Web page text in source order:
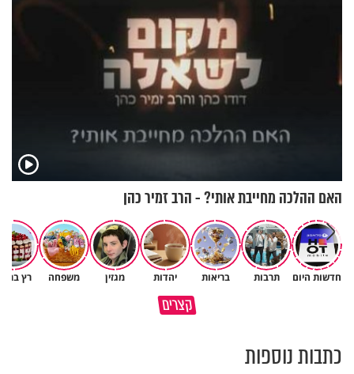
האם ההלכה מחייבת אותי? - הרב זמיר כהן
חדשות היום תרבות בריאות יהדות מגזין משפחה רץ
קצרים
הגעתי לגיל 108 בזכות הכיבוד
כתבות נוספות